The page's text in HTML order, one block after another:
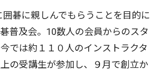
碁に親しんでもらうことを目的に
普及会。10数人の会員からのスタ
では約１１０人のインストラクタ
の受講生が参加し、９月で創立か